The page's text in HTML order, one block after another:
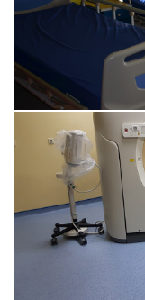
Прегледај галерију